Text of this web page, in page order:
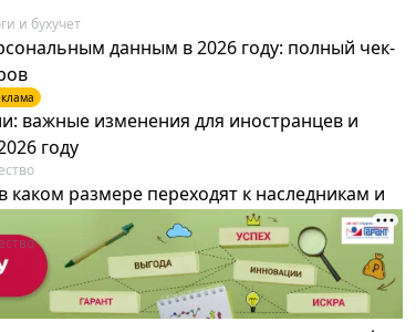
и бухучет
данным в 2026 году: полный чек-
важные изменения для иностранцев и
году
каком размере переходят к наследникам и